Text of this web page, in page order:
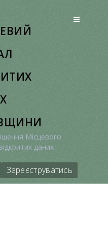
Місцевого
даних
Зареєструватись